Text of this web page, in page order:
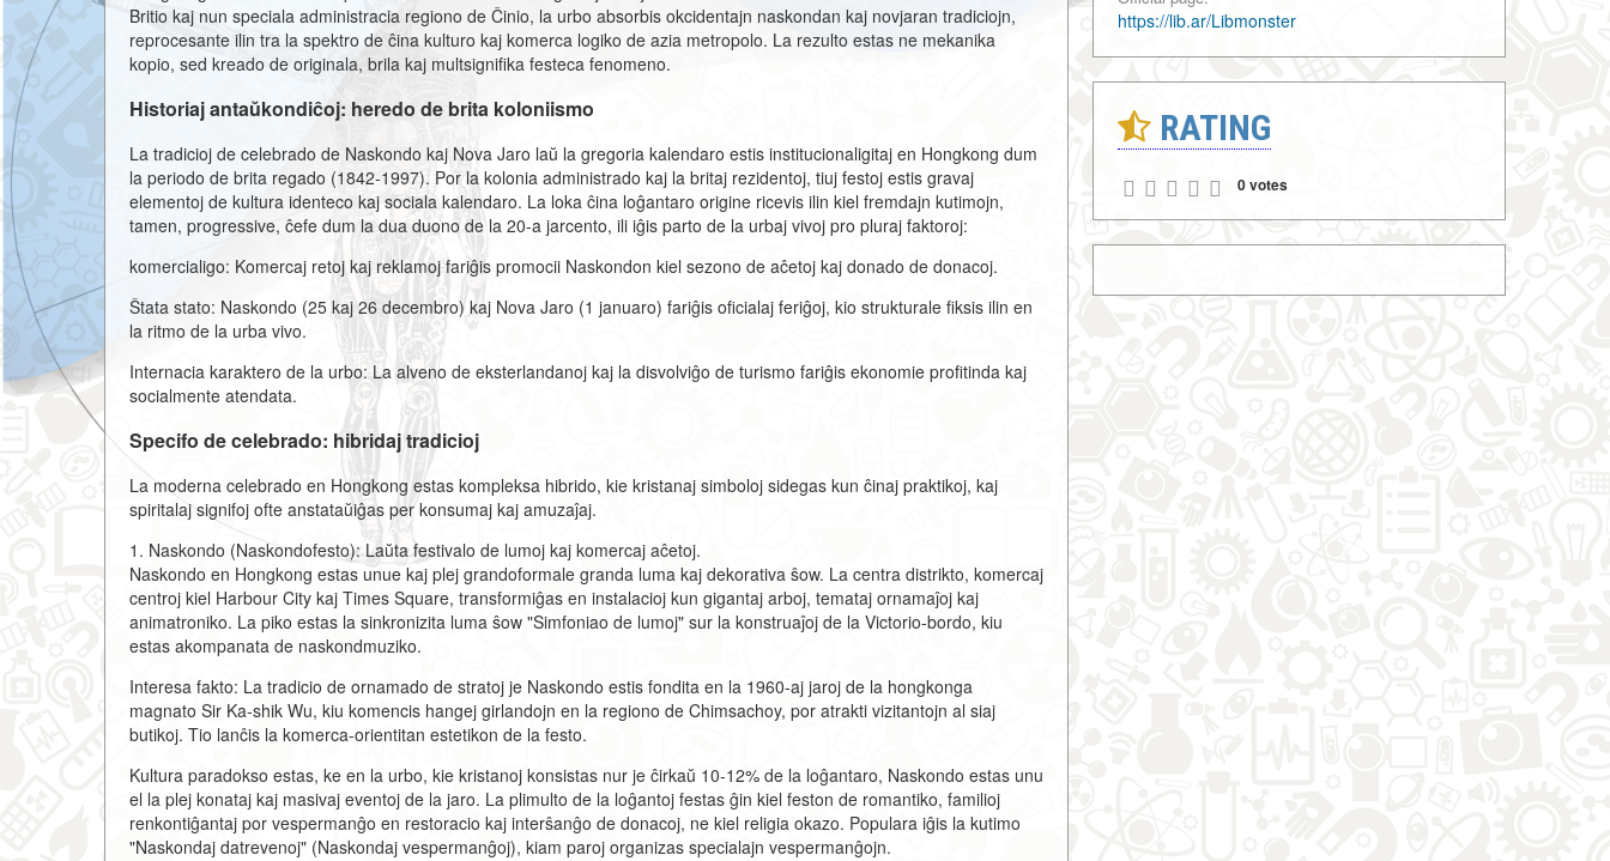
Britio kaj nun speciala administracia regiono de Ĉinio, la urbo absorbis okcidentajn naskondan kaj novjaran tradiciojn,
reprocesante ilin tra la spektro de ĉina kulturo kaj komerca logiko de azia metropolo. La rezulto estas ne mekanika
kopio, sed kreado de originala, brila kaj multsignifika festeca fenomeno.
Historiaj antaŭkondiĉoj: heredo de brita koloniismo
La tradicioj de celebrado de Naskondo kaj Nova Jaro laŭ la gregoria kalendaro estis institucionaligitaj en Hongkong dum
la periodo de brita regado (1842-1997). Por la kolonia administrado kaj la britaj rezidentoj, tiuj festoj estis gravaj
elementoj de kultura identeco kaj sociala kalendaro. La loka ĉina loĝantaro origine ricevis ilin kiel fremdajn kutimojn,
tamen, progressive, ĉefe dum la dua duono de la 20-a jarcento, ili iĝis parto de la urbaj vivoj pro pluraj faktoroj:
komercialigo: Komercaj retoj kaj reklamoj fariĝis promocii Naskondon kiel sezono de aĉetoj kaj donado de donacoj.
Ŝtata stato: Naskondo (25 kaj 26 decembro) kaj Nova Jaro (1 januaro) fariĝis oficialaj feriĝoj, kio strukturale fiksis ilin en
la ritmo de la urba vivo.
Internacia karaktero de la urbo: La alveno de eksterlandanoj kaj la disvolviĝo de turismo fariĝis ekonomie profitinda kaj
socialmente atendata.
Specifo de celebrado: hibridaj tradicioj
La moderna celebrado en Hongkong estas kompleksa hibrido, kie kristanaj simboloj sidegas kun ĉinaj praktikoj, kaj
spiritalaj signifoj ofte anstataŭiĝas per konsumaj kaj amuzaĵaj.
1. Naskondo (Naskondofesto): Laŭta festivalo de lumoj kaj komercaj aĉetoj.
Naskondo en Hongkong estas unue kaj plej grandoformale granda luma kaj dekorativa ŝow. La centra distrikto, komercaj
centroj kiel Harbour City kaj Times Square, transformiĝas en instalacioj kun gigantaj arboj, temataj ornamaĵoj kaj
animatroniko. La piko estas la sinkronizita luma ŝow "Simfoniao de lumoj" sur la konstruaĵoj de la Victorio-bordo, kiu
estas akompanata de naskondmuziko.
Interesa fakto: La tradicio de ornamado de stratoj je Naskondo estis fondita en la 1960-aj jaroj de la hongkonga
magnato Sir Ka-shik Wu, kiu komencis hangej girlandojn en la regiono de Chimsachoy, por atrakti vizitantojn al siaj
butikoj. Tio lanĉis la komerca-orientitan estetikon de la festo.
Kultura paradokso estas, ke en la urbo, kie kristanoj konsistas nur je ĉirkaŭ 10-12% de la loĝantaro, Naskondo estas unu
el la plej konataj kaj masivaj eventoj de la jaro. La plimulto de la loĝantoj festas ĝin kiel feston de romantiko, familioj
renkontiĝantaj por vespermanĝo en restoracio kaj interŝanĝo de donacoj, ne kiel religia okazo. Populara iĝis la kutimo
"Naskondaj datrevenoj" (Naskondaj vespermanĝoj), kiam paroj organizas specialajn vespermanĝojn.
https://lib.ar/Libmonster
RATING
0 votes